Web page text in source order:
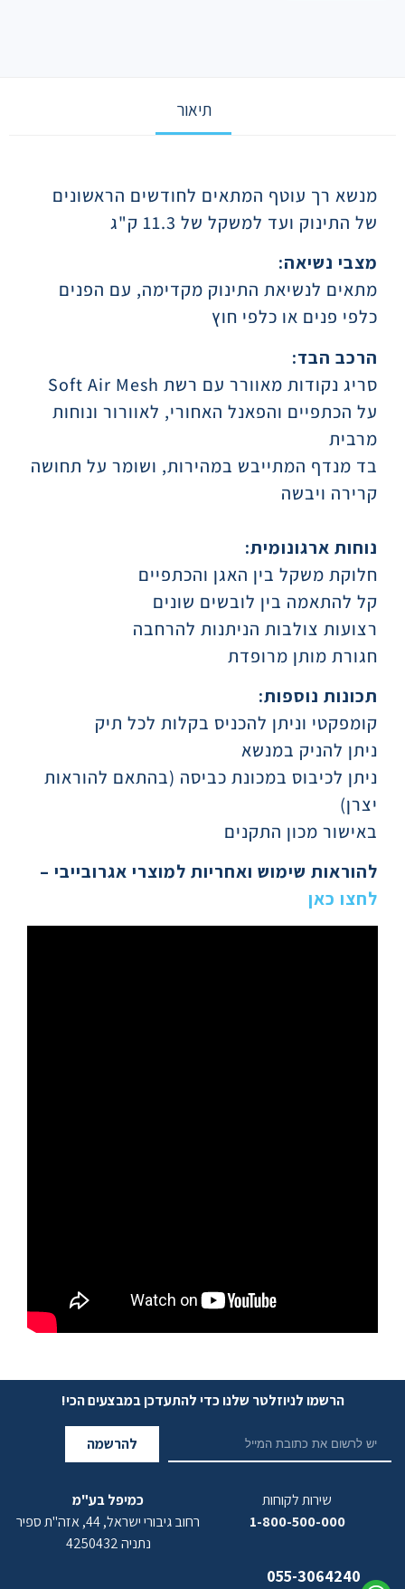
תיאור
מנשא רך עוטף המתאים לחודשים הראשונים
של התינוק ועד למשקל של 11.3 ק"ג
מצבי נשיאה:
מתאים לנשיאת התינוק מקדימה, עם הפנים
כלפי פנים או כלפי חוץ
הרכב הבד:
סריג נקודות מאוורר עם רשת Soft Air Mesh
על הכתפיים והפאנל האחורי, לאוורור ונוחות
מרבית
בד מנדף המתייבש במהירות, ושומר על תחושה
קרירה ויבשה
נוחות ארגונומית:
חלוקת משקל בין האגן והכתפיים
קל להתאמה בין לובשים שונים
רצועות צולבות הניתנות להרחבה
חגורת מותן מרופדת
תכונות נוספות:
קומפקטי וניתן להכניס בקלות לכל תיק
ניתן להניק במנשא
ניתן לכיבוס במכונת כביסה (בהתאם להוראות
יצרן)
באישור מכון התקנים
להוראות שימוש ואחריות למוצרי אגרובייבי –
לחצו כאן
הרשמו לניוזלטר שלנו כדי להתעדכן במבצעים הכי!
להרשמה
שירות לקוחות
1-800-500-000
055-3064240
כמיפל בע"מ
רחוב גיבורי ישראל, 44, אזה"ת ספיר
נתניה 4250432